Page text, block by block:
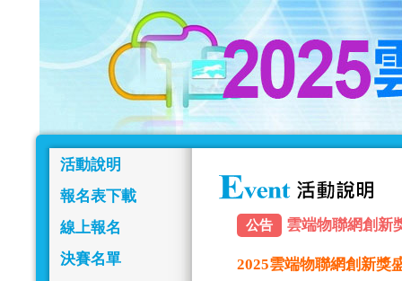
活動說明
報名表下載
線上報名
決賽名單
公告 雲端物聯網創新
2025雲端物聯網創新獎